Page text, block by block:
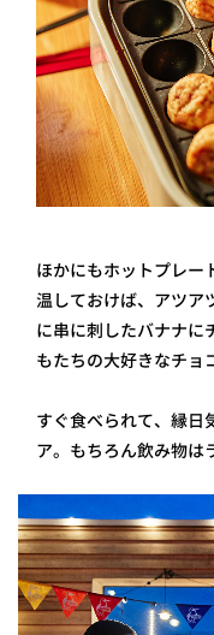
ほかにもホットプレー
温しておけば、アツア
に串に刺したバナナに
もたちの大好きなチョ
すぐ食べられて、縁日
ア。もちろん飲み物は